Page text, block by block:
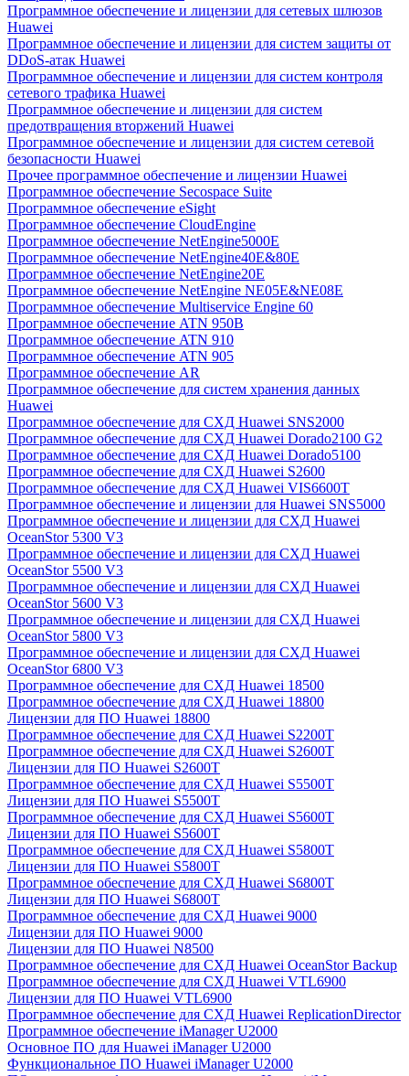
Программное обеспечение и лицензии для сетевых шлюзов
Huawei
Программное обеспечение и лицензии для систем защиты от
DDoS-атак Huawei
Программное обеспечение и лицензии для систем контроля
сетевого трафика Huawei
Программное обеспечение и лицензии для систем
предотвращения вторжений Huawei
Программное обеспечение и лицензии для систем сетевой
безопасности Huawei
Прочее программное обеспечение и лицензии Huawei
Программное обеспечение Secospace Suite
Программное обеспечение eSight
Программное обеспечение CloudEngine
Программное обеспечение NetEngine5000E
Программное обеспечение NetEngine40E&80E
Программное обеспечение NetEngine20E
Программное обеспечение NetEngine NE05E&NE08E
Программное обеспечение Multiservice Engine 60
Программное обеспечение ATN 950B
Программное обеспечение ATN 910
Программное обеспечение ATN 905
Программное обеспечение AR
Программное обеспечение для систем хранения данных
Huawei
Программное обеспечение для СХД Huawei SNS2000
Программное обеспечение для СХД Huawei Dorado2100 G2
Программное обеспечение для СХД Huawei Dorado5100
Программное обеспечение для СХД Huawei S2600
Программное обеспечение для СХД Huawei VIS6600T
Программное обеспечение и лицензии для Huawei SNS5000
Программное обеспечение и лицензии для СХД Huawei
OceanStor 5300 V3
Программное обеспечение и лицензии для СХД Huawei
OceanStor 5500 V3
Программное обеспечение и лицензии для СХД Huawei
OceanStor 5600 V3
Программное обеспечение и лицензии для СХД Huawei
OceanStor 5800 V3
Программное обеспечение и лицензии для СХД Huawei
OceanStor 6800 V3
Программное обеспечение для СХД Huawei 18500
Программное обеспечение для СХД Huawei 18800
Лицензии для ПО Huawei 18800
Программное обеспечение для СХД Huawei S2200T
Программное обеспечение для СХД Huawei S2600T
Лицензии для ПО Huawei S2600T
Программное обеспечение для СХД Huawei S5500T
Лицензии для ПО Huawei S5500T
Программное обеспечение для СХД Huawei S5600T
Лицензии для ПО Huawei S5600T
Программное обеспечение для СХД Huawei S5800T
Лицензии для ПО Huawei S5800T
Программное обеспечение для СХД Huawei S6800T
Лицензии для ПО Huawei S6800T
Программное обеспечение для СХД Huawei 9000
Лицензии для ПО Huawei 9000
Лицензии для ПО Huawei N8500
Программное обеспечение для СХД Huawei OceanStor Backup
Программное обеспечение для СХД Huawei VTL6900
Лицензии для ПО Huawei VTL6900
Программное обеспечение для СХД Huawei ReplicationDirector
Программное обеспечение iManager U2000
Основное ПО для Huawei iManager U2000
Функциональное ПО Huawei iManager U2000